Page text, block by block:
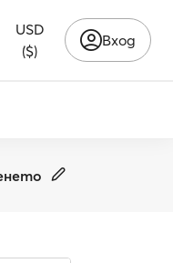
USD
($)
Вход